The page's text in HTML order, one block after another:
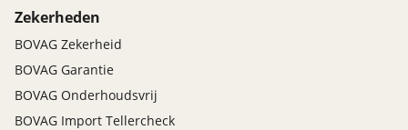
Zekerheden
BOVAG Zekerheid
BOVAG Garantie
BOVAG Onderhoudsvrij
BOVAG Import Tellercheck